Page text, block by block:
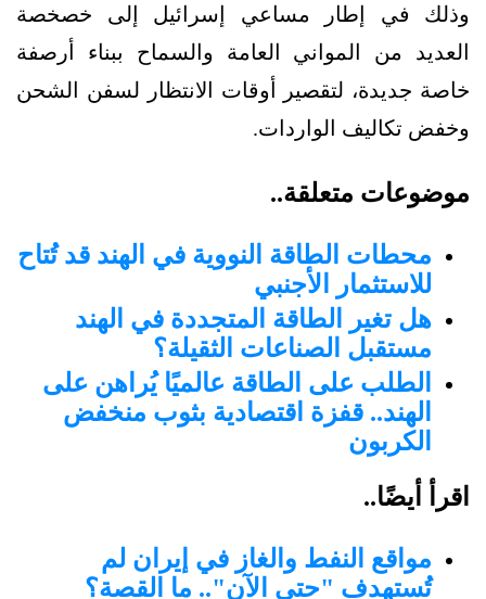
وذلك في إطار مساعي إسرائيل إلى خصخصة
العديد من المواني العامة والسماح ببناء أرصفة
خاصة جديدة، لتقصير أوقات الانتظار لسفن الشحن
وخفض تكاليف الواردات.
موضوعات متعلقة..
محطات الطاقة النووية في الهند قد تُتاح
للاستثمار الأجنبي
هل تغير الطاقة المتجددة في الهند
مستقبل الصناعات الثقيلة؟
الطلب على الطاقة عالميًا يُراهن على
الهند.. قفزة اقتصادية بثوب منخفض
الكربون
اقرأ أيضًا..
مواقع النفط والغاز في إيران لم
تُستهدف "حتى الآن".. ما القصة؟